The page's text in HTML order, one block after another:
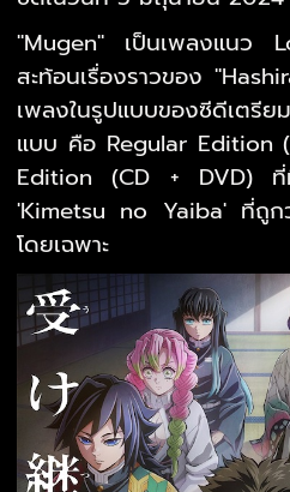
"Mugen" เป็นเพลงแนว
สะท้อนเรื่องราวของ
เพลงในรูปแบบของซีดีเต
แบบ คือ Regular Edition
Edition (CD + DVD) ที่มี
'Kimetsu no Yaiba' ที่ถูก
โดยเฉพาะ